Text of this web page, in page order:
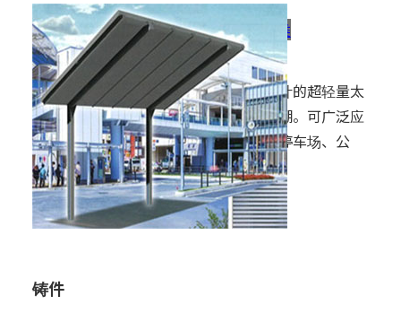
用途：
建筑材料 / 基础设施类
特点：
搭载有双柱省空间设计的超轻量太
阳能电池模块的停车棚。可广泛应
用于停车场、自行车停车场、公
园、公交站等场所。
铸件